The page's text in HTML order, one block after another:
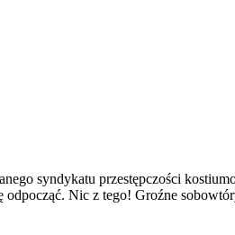
syndykatu przestępczości
Nic z tego! Groźne